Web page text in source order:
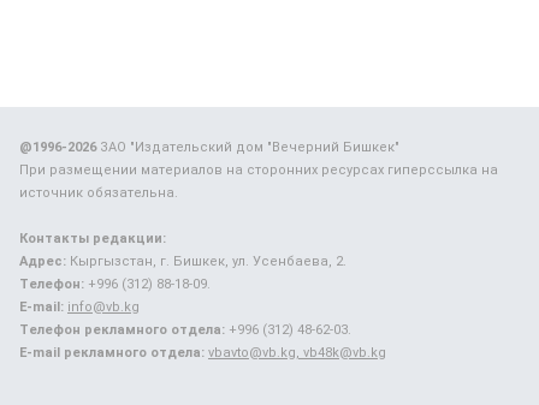
@1996-2026ЗАО "Издательский дом "Вечерний Бишкек"
При размещении материалов на сторонних ресурсах гиперссылка на
источник обязательна.
Контакты редакции:
Адрес: Кыргызстан, г. Бишкек, ул. Усенбаева, 2.
Телефон: +996 (312) 88-18-09.
E-mail: info@vb.kg
Телефон рекламного отдела: +996 (312) 48-62-03.
E-mail рекламного отдела: vbavto@vb.kg, vb48k@vb.kg